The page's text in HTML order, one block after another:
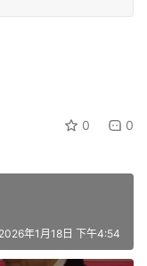
0 0
2026年1月18日 下午4:54